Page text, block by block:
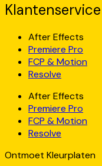
Klantenservice
After Effects
Premiere Pro
FCP & Motion
Resolve
After Effects
Premiere Pro
FCP & Motion
Resolve
Ontmoet Kleurplaten